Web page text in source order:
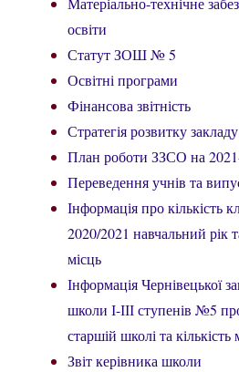
освіти
Статут ЗОШ № 5
Освітні програми
Фінансова звітність
Стратегія розвитку закладу
План роботи ЗЗСО на
Переведення учнів та
Інформація про кількість
2020/2021 навчальний рік
місць
Інформація Чернівецької
школи І-ІІІ ступенів №5
старшій школі та
Звіт керівника школи